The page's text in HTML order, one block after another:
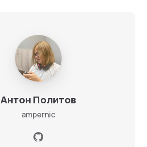
Антон Политов
ampernic